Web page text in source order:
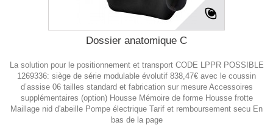
Dossier anatomique C
La solution pour le positionnement et transport CODE LPPR POSSIBLE
1269336: siège de série modulable évolutif 838,47€ avec le coussin
d’assise 06 tailles standard et fabrication sur mesure Accessoires
supplémentaires (option) Housse Mémoire de forme Housse frotte
Maillage nid d'abeille Pompe électrique Tarif et remboursement secu En
bas de la page